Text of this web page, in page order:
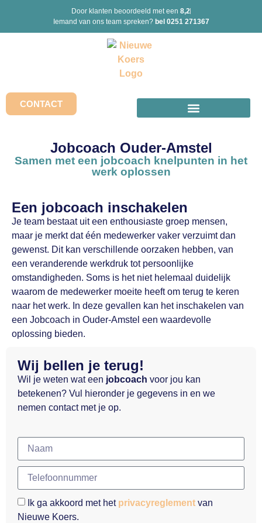
Door klanten beoordeeld met een 8,2
Iemand van ons team spreken? bel 0251 271367
CONTACT
Jobcoach Ouder-Amstel
Samen met een jobcoach knelpunten in het
werk oplossen
Een jobcoach inschakelen
Je team bestaat uit een enthousiaste groep mensen,
maar je merkt dat één medewerker vaker verzuimt dan
gewenst. Dit kan verschillende oorzaken hebben, van
een veranderende werkdruk tot persoonlijke
omstandigheden. Soms is het niet helemaal duidelijk
waarom de medewerker moeite heeft om terug te keren
naar het werk. In deze gevallen kan het inschakelen van
een Jobcoach in Ouder-Amstel een waardevolle
oplossing bieden.
Wij bellen je terug!
Wil je weten wat een jobcoach voor jou kan
betekenen? Vul hieronder je gegevens in en we
nemen contact met je op.
Ik ga akkoord met het privacyreglement van
Nieuwe Koers.